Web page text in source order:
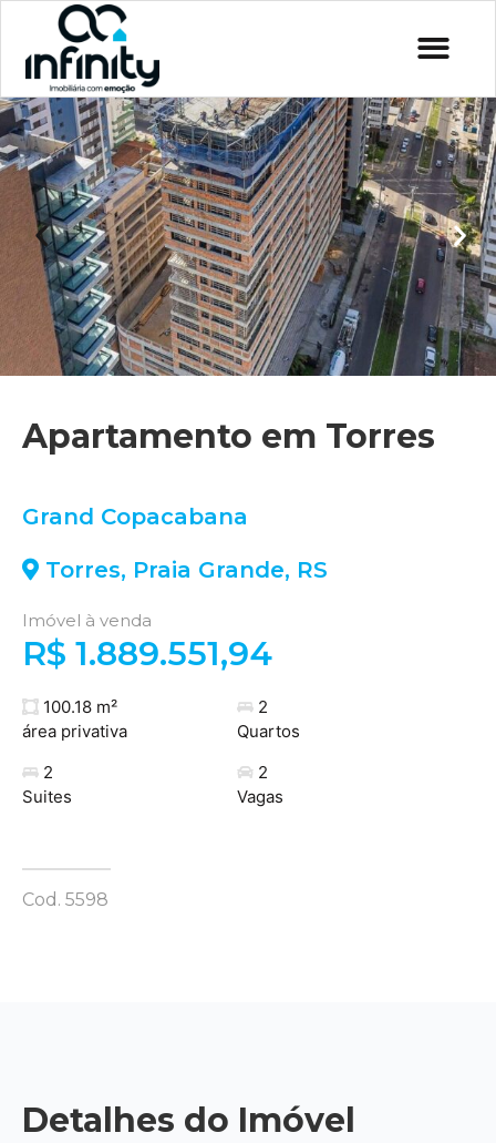
Apartamento em Torres
Grand Copacabana
Torres, Praia Grande, RS
Imóvel à venda
R$ 1.889.551,94
100.18 m²
área privativa
2
Quartos
2
Suites
2
Vagas
Cod. 5598
Detalhes do Imóvel